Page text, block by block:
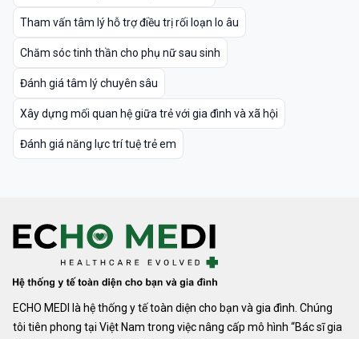
Tham vấn tâm lý hỗ trợ điều trị rối loạn lo âu
Chăm sóc tinh thần cho phụ nữ sau sinh
Đánh giá tâm lý chuyên sâu
Xây dựng mối quan hệ giữa trẻ với gia đình và xã hội
Đánh giá năng lực trí tuệ trẻ em
ECHO MEDI là hệ thống y tế toàn diện cho bạn và gia đình. Chúng
tôi tiên phong tại Việt Nam trong việc nâng cấp mô hình “Bác sĩ gia